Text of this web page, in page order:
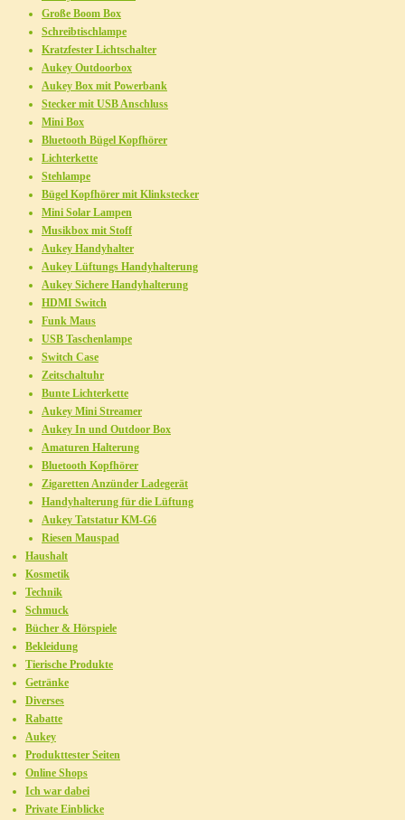
Große Boom Box
Schreibtischlampe
Kratzfester Lichtschalter
Aukey Outdoorbox
Aukey Box mit Powerbank
Stecker mit USB Anschluss
Mini Box
Bluetooth Bügel Kopfhörer
Lichterkette
Stehlampe
Bügel Kopfhörer mit Klinkstecker
Mini Solar Lampen
Musikbox mit Stoff
Aukey Handyhalter
Aukey Lüftungs Handyhalterung
Aukey Sichere Handyhalterung
HDMI Switch
Funk Maus
USB Taschenlampe
Switch Case
Zeitschaltuhr
Bunte Lichterkette
Aukey Mini Streamer
Aukey In und Outdoor Box
Amaturen Halterung
Bluetooth Kopfhörer
Zigaretten Anzünder Ladegerät
Handyhalterung für die Lüftung
Aukey Tatstatur KM-G6
Riesen Mauspad
Haushalt
Kosmetik
Technik
Schmuck
Bücher & Hörspiele
Bekleidung
Tierische Produkte
Getränke
Diverses
Rabatte
Aukey
Produkttester Seiten
Online Shops
Ich war dabei
Private Einblicke